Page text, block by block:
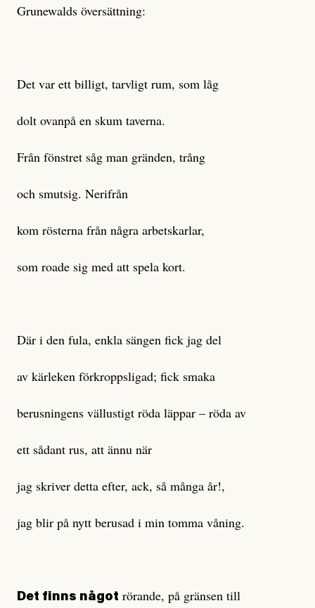
Grunewalds översättning:
Det var ett billigt, tarvligt rum, som låg
dolt ovanpå en skum taverna.
Från fönstret såg man gränden, trång
och smutsig. Nerifrån
kom rösterna från några arbetskarlar,
som roade sig med att spela kort.
Där i den fula, enkla sängen fick jag del
av kärleken förkroppsligad; fick smaka
berusningens vällustigt röda läppar – röda av
ett sådant rus, att ännu när
jag skriver detta efter, ack, så många år!,
jag blir på nytt berusad i min tomma våning.
Det finns något rörande, på gränsen till